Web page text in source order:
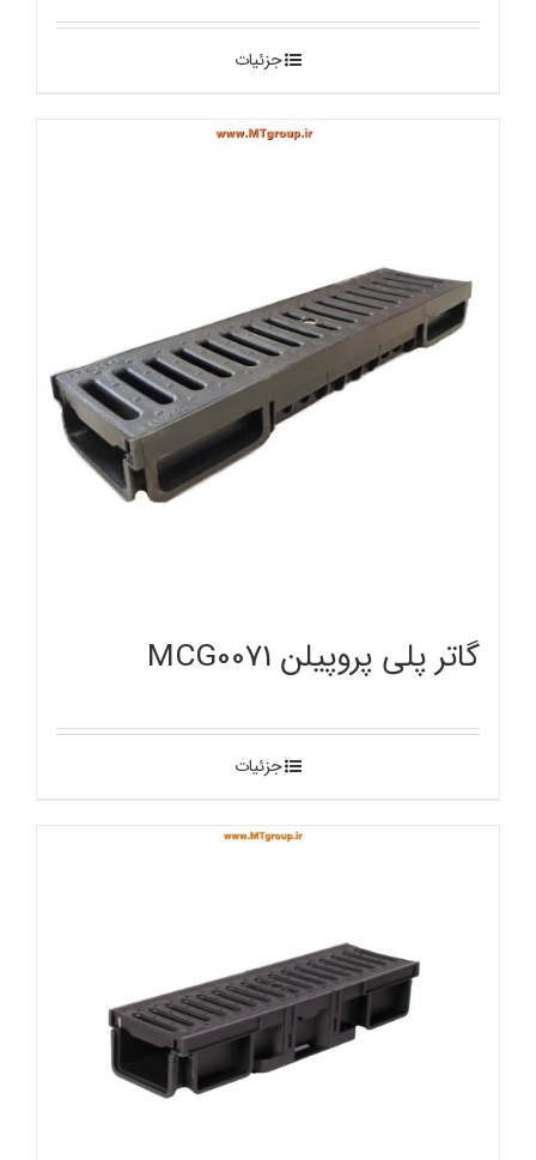
جزئیات
گاتر پلی پروپیلن MCG0071
جزئیات